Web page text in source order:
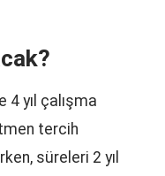
4 yıl çalışma
tercih
süreleri 2 yıl